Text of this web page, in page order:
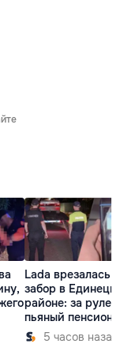
Lada врезалась в
забор в
районе: за рулем
пьяный
5 часов назад